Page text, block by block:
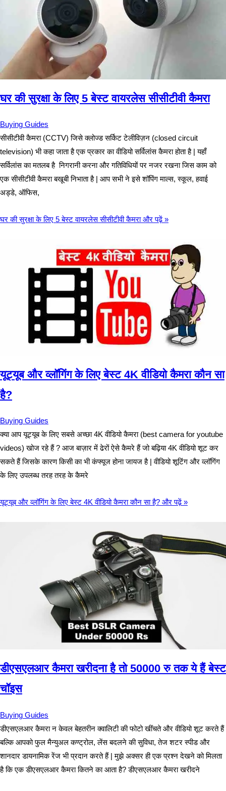
घर की सुरक्षा के लिए 5 बेस्ट वायरलेस सीसीटीवी कैमरा
Buying Guides
सीसीटीवी कैमरा (CCTV) जिसे क्लोज्ड सर्किट टेलीविज़न (closed circuit
television) भी कहा जाता है एक प्रकार का वीडियो सर्विलांस कैमरा होता है | यहाँ
सर्विलांस का मतलब है निगरानी करना और गतिविधियों पर नजर रखना जिस काम को
एक सीसीटीवी कैमरा बखूबी निभाता है | आप सभी ने इसे शॉपिंग माल्स, स्कूल, हवाई
अड्डे, ऑफिस,
घर की सुरक्षा के लिए 5 बेस्ट वायरलेस सीसीटीवी कैमराऔर पढ़ें »
यूट्यूब और व्लॉगिंग के लिए बेस्ट 4K वीडियो कैमरा कौन सा
है?
Buying Guides
क्या आप यूट्यूब के लिए सबसे अच्छा 4K वीडियो कैमरा (best camera for youtube
videos) खोज रहे हैं ? आज बाज़ार में ढेरों ऐसे कैमरे हैं जो बढ़िया 4K वीडियो शूट कर
सकते हैं जिसके कारण किसी का भी कंफ्यूज होना जायज है | वीडियो शूटिंग और व्लॉगिंग
के लिए उपलब्ध तरह तरह के कैमरे
यूट्यूब और व्लॉगिंग के लिए बेस्ट 4K वीडियो कैमरा कौन सा है? और पढ़ें »
डीएसएलआर कैमरा खरीदना है तो 50000 रु तक ये हैं बेस्ट
चॉइस
Buying Guides
डीएसएलआर कैमरा न केवल बेहतरीन क्वालिटी की फोटो खींचते और वीडियो शूट करते हैं
बल्कि आपको फुल मैन्युअल कण्ट्रोल, लेंस बदलने की सुविधा, तेज शटर स्पीड और
शानदार डायनामिक रेंज भी प्रदान करते हैं | मुझे अक्सर ही एक प्रश्न देखने को मिलता
है कि एक डीएसएलआर कैमरा कितने का आता है? डीएसएलआर कैमरा खरीदने